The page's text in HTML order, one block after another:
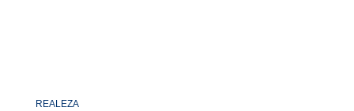
REALEZA